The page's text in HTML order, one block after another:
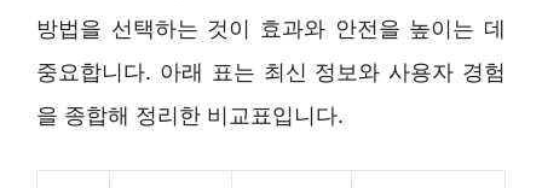
방법을 선택하는 것이 효과와 안전을 높이는 데
중요합니다. 아래 표는 최신 정보와 사용자 경험
을 종합해 정리한 비교표입니다.